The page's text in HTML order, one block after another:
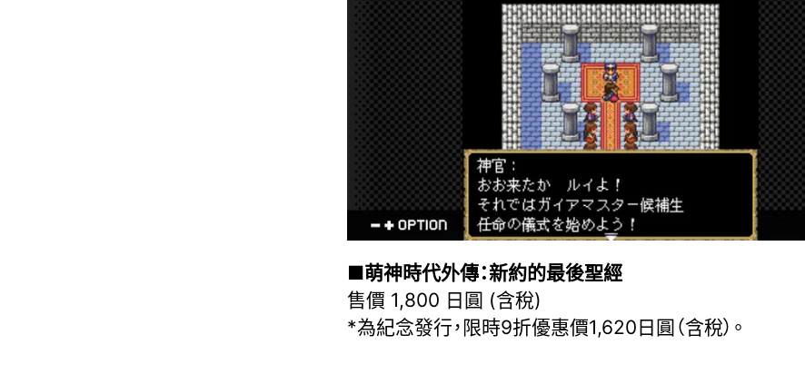
■萌神時代外傳：新約的最後聖經
售價 1,800 日圓 (含稅)
*為紀念發行，限時9折優惠價1,620日圓（含稅）。